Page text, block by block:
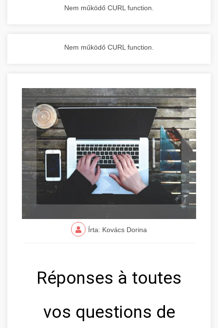
Nem működő CURL function.
Nem működő CURL function.
Írta: Kovács Dorina
Réponses à toutes
vos questions de